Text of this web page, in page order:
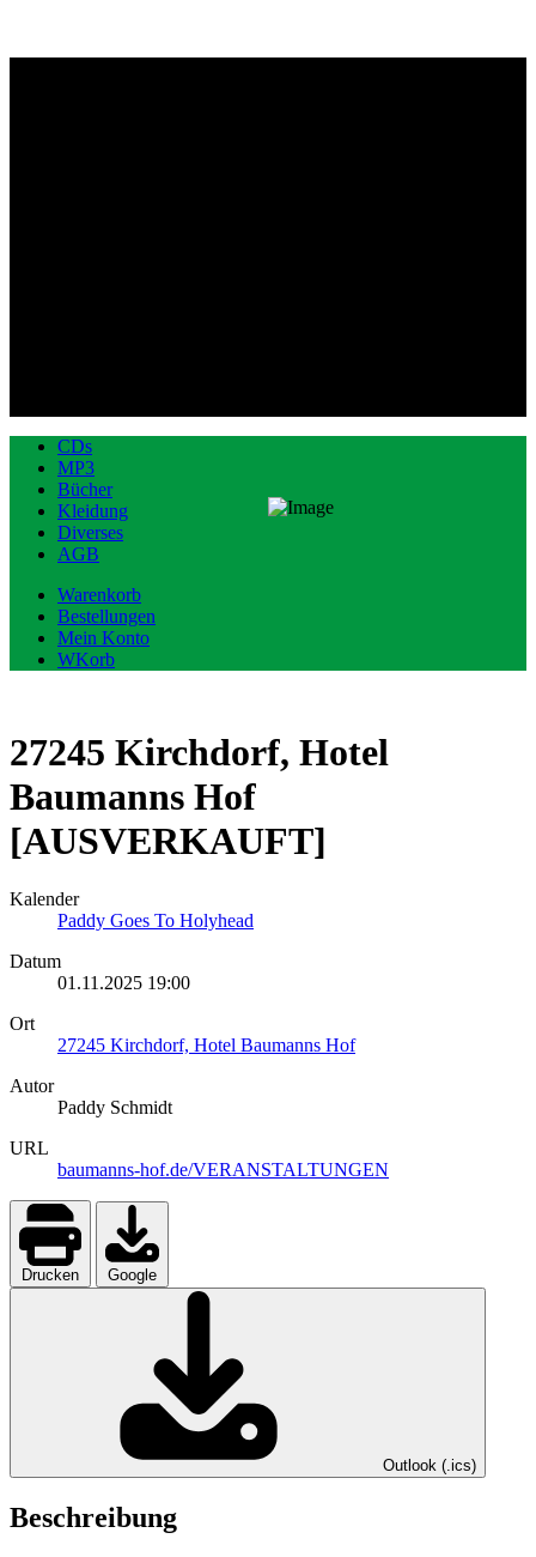
CDs
MP3
Bücher
Kleidung
Diverses
AGB
Warenkorb
Bestellungen
Mein Konto
WKorb
27245 Kirchdorf, Hotel
Baumanns Hof
[AUSVERKAUFT]
Kalender
Paddy Goes To Holyhead
Datum
01.11.2025 19:00
Ort
27245 Kirchdorf, Hotel Baumanns Hof
Autor
Paddy Schmidt
URL
baumanns-hof.de/VERANSTALTUNGEN
Drucken Google
Outlook (.ics)
Beschreibung